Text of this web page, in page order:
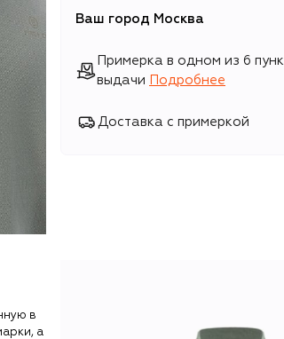
Ваш город Москва
Примерка в одном из 6
выдачи
Подробнее
Доставка с примеркой
в
а